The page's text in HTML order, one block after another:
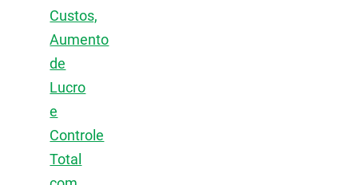
Custos,
Aumento
de
Lucro
e
Controle
Total